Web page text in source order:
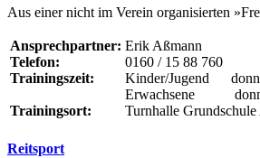
Aus einer nicht im Verein organisierten
Ansprechpartner:
Telefon:
Trainingszeit:
Trainingsort:
Erik Aßmann
0160 / 15 88 760
Kinder/Jugend
Erwachsene
Turnhalle
Reitsport